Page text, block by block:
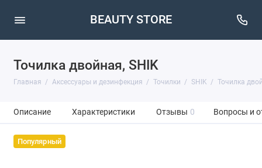
BEAUTY STORE
Точилка двойная, SHIK
Главная Аксессуары и дезинфекция Точилки SHIK Точилка
Описание Характеристики Отзывы 0 Вопросы и
Популярный